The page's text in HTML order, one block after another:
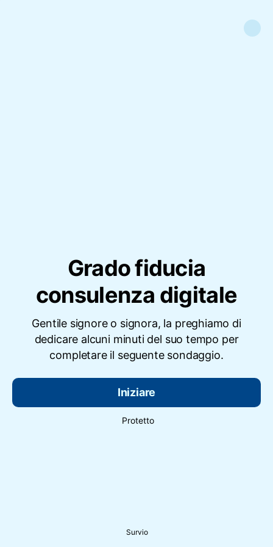
Grado fiducia
consulenza digitale
Gentile signore o signora, la preghiamo di
dedicare alcuni minuti del suo tempo per
completare il seguente sondaggio.
Iniziare
Protetto
Survio